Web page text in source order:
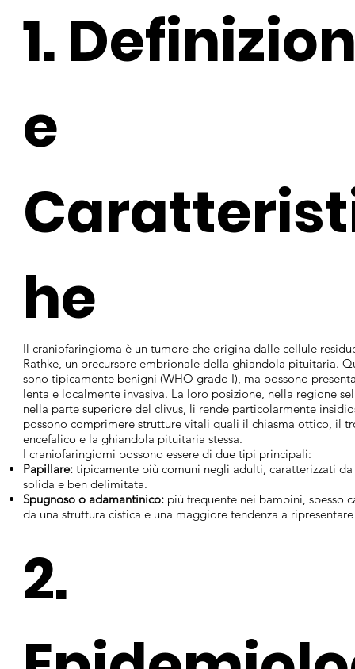
1.
e
he
Il craniofaringioma è un tumore che origina dalle cellule
Rathke, un precursore embrionale della ghiandola pituitaria.
sono tipicamente benigni (WHO grado I), ma possono
lenta e localmente invasiva. La loro posizione, nella regione
nella parte superiore del clivus, li rende particolarmente
possono comprimere strutture vitali quali il chiasma ottico, il
encefalico e la ghiandola pituitaria stessa.
I craniofaringiomi possono essere di due tipi principali:
Papillare:tipicamente più comuni negli adulti, caratterizzati da
solida e ben delimitata.
Spugnoso o adamantinico:più frequente nei bambini, spesso
da una struttura cistica e una maggiore tendenza a
2.